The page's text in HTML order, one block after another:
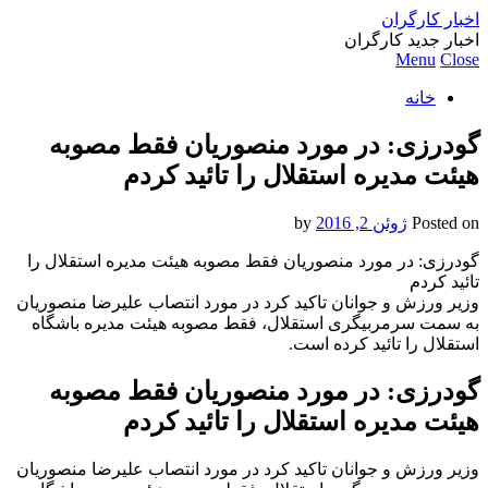
اخبار کارگران
اخبار جدید کارگران
Menu Close
خانه
گودرزی: در مورد منصوریان فقط مصوبه
هیئت مدیره استقلال را تائید کردم
Posted on ژوئن 2, 2016
گودرزی: در مورد منصوریان فقط مصوبه هیئت مدیره استقلال را
تائید کردم
وزیر ورزش و جوانان تاکید کرد در مورد انتصاب علیرضا منصوریان
به سمت سرمربیگری استقلال، فقط مصوبه هیئت مدیره باشگاه
استقلال را تائید کرده است.
گودرزی: در مورد منصوریان فقط مصوبه
هیئت مدیره استقلال را تائید کردم
وزیر ورزش و جوانان تاکید کرد در مورد انتصاب علیرضا منصوریان